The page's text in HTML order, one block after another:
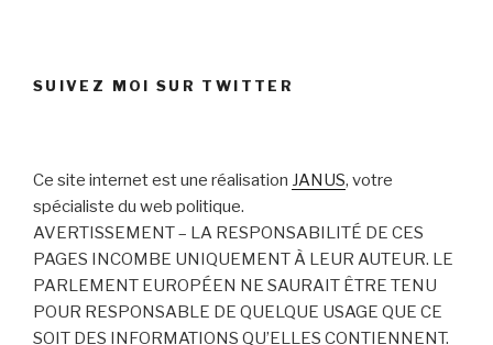
SUIVEZ MOI SUR TWITTER
Ce site internet est une réalisation JANUS, votre
spécialiste du web politique.
AVERTISSEMENT – LA RESPONSABILITÉ DE CES
PAGES INCOMBE UNIQUEMENT À LEUR AUTEUR. LE
PARLEMENT EUROPÉEN NE SAURAIT ÊTRE TENU
POUR RESPONSABLE DE QUELQUE USAGE QUE CE
SOIT DES INFORMATIONS QU’ELLES CONTIENNENT.